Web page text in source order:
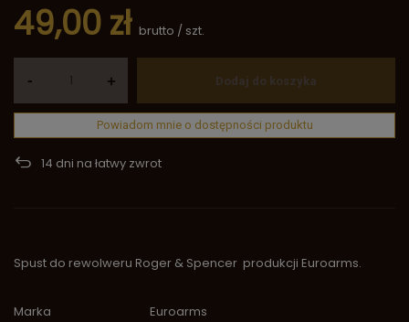
49,00 zł brutto / szt.
- + Dodaj do koszyka
Powiadom mnie o dostępności produktu
14 dni na łatwy zwrot
Spust do rewolweru Roger & Spencer produkcji Euroarms.
Marka
Euroarms